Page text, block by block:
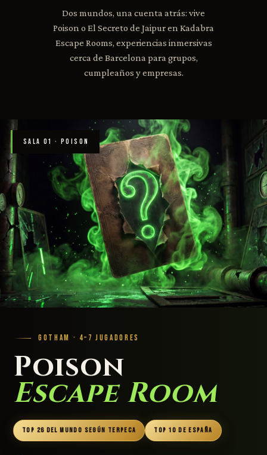
Dos mundos, una cuenta atrás: vive
Poison o El Secreto de Jaipur en Kadabra
Escape Rooms, experiencias inmersivas
cerca de Barcelona para grupos,
cumpleaños y empresas.
SALA 01 · POISON
GOTHAM · 4–7 JUGADORES
Poison
Escape Room
TOP 26 DEL MUNDO SEGÚN TERPECA TOP 10 DE ESPAÑA